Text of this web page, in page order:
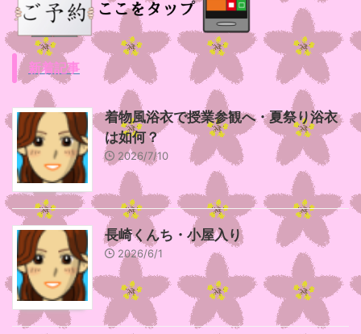
新着記事
着物風浴衣で授業参観へ・夏祭り浴衣
は如何？
2026/7/10
長崎くんち・小屋入り
2026/6/1